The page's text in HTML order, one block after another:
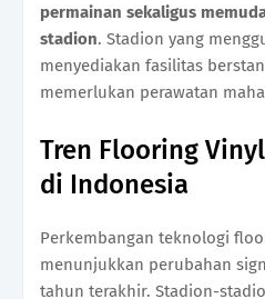
permainan sekaligus
stadion. Stadion yang
menyediakan fasilitas
memerlukan perawatan
Tren Flooring
di Indonesia
Perkembangan teknologi
menunjukkan perubahan
tahun terakhir. Stadion-